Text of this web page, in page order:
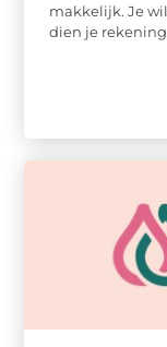
makkelijk. Je
dien je rekening